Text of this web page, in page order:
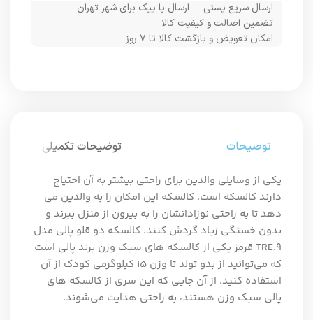
ارسال سریع پستی
ارسال با پیک برای شهر تهران
تضمین اصالت و کیفیت کالا
امکان تعویض و بازگشت کالا تا ۷ روز
توضیحات توضیحات تکمیلی
یکی از وسایلی والدین برای راحتی بیشتر به آن احتیاج
دارند کالسکه است. کالسکه این امکان را به والدین می
دهد تا به راحتی نوزادانشان را به بیرون از منزل ببرند و
بدون خستگی زیاد گردش کنند. کالسکه دو قلو پالی مدل
TRE.9 قرمز یکی از کالسکه های سبک وزن برند پالی است
که می‌توانید از بدو تولد تا وزن ۱۵ کیلوگرمی کودک از آن
استفاده کنید. از آن جایی که این سری از کالسکه های
پالی سبک وزن هستند، به راحتی هدایت می‌شوند.